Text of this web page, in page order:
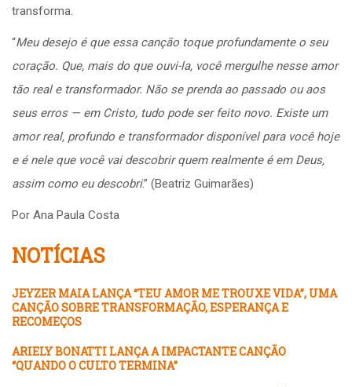
transforma.
“Meu desejo é que essa canção toque profundamente o seu
coração. Que, mais do que ouvi-la, você mergulhe nesse amor
tão real e transformador. Não se prenda ao passado ou aos
seus erros — em Cristo, tudo pode ser feito novo. Existe um
amor real, profundo e transformador disponível para você hoje
e é nele que você vai descobrir quem realmente é em Deus,
assim como eu descobri.” (Beatriz Guimarães)
Por Ana Paula Costa
NOTÍCIAS
JEYZER MAIA LANÇA “TEU AMOR ME TROUXE VIDA”, UMA
CANÇÃO SOBRE TRANSFORMAÇÃO, ESPERANÇA E
RECOMEÇOS
ARIELY BONATTI LANÇA A IMPACTANTE CANÇÃO
“QUANDO O CULTO TERMINA”